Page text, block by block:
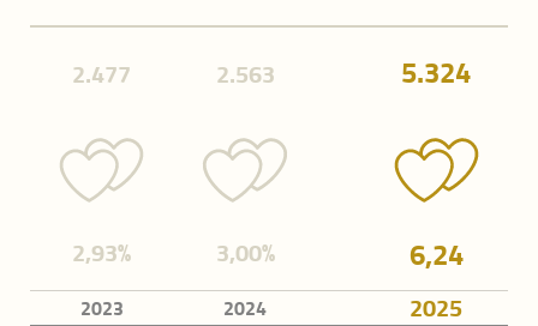
2.477 2.563 5.324
2,93% 3,00% 6,24
2023 2024 2025
Indicatori di contesto
Popolazione e territorio
Anziani
Immigrazione
Benessere economico